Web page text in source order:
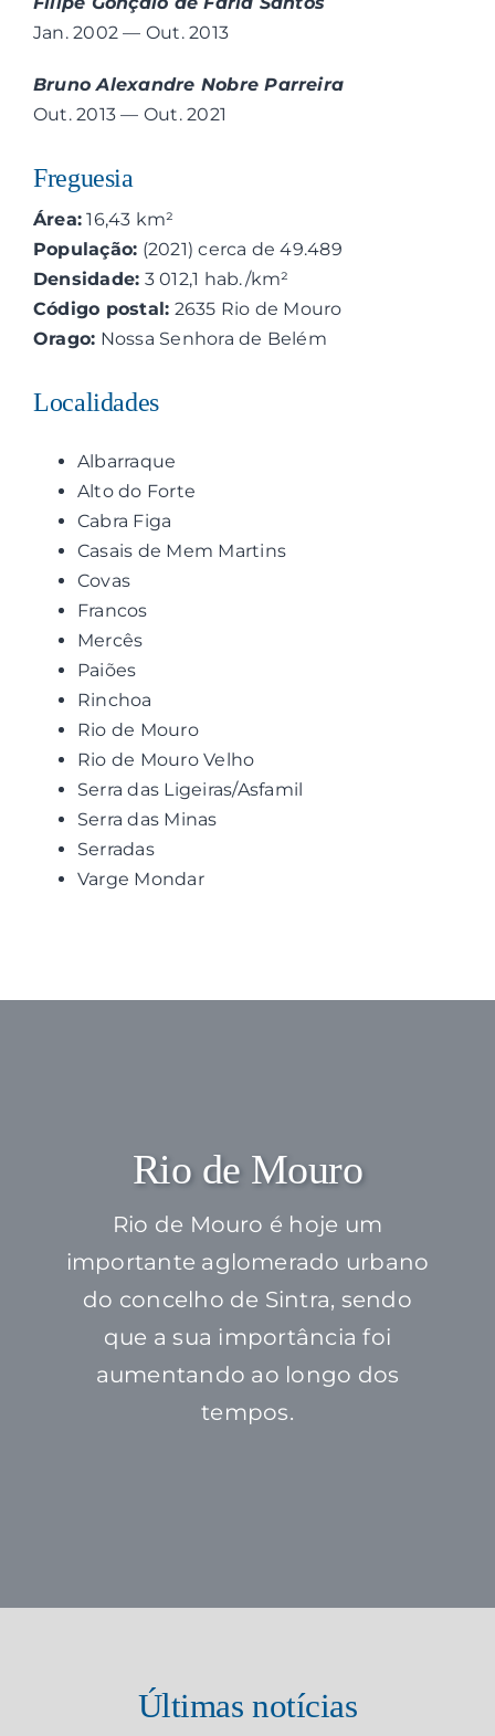
Jan. 2002 — Out. 2013
Bruno Alexandre Nobre Parreira
Out. 2013 — Out. 2021
Freguesia
Área: 16,43 km²
População: (2021) cerca de 49.489
Densidade: 3 012,1 hab./km²
Código postal: 2635 Rio de Mouro
Orago: Nossa Senhora de Belém
Localidades
Albarraque
Alto do Forte
Cabra Figa
Casais de Mem Martins
Covas
Francos
Mercês
Paiões
Rinchoa
Rio de Mouro
Rio de Mouro Velho
Serra das Ligeiras/Asfamil
Serra das Minas
Serradas
Varge Mondar
Rio de Mouro
Rio de Mouro é hoje um
importante aglomerado urbano
do concelho de Sintra, sendo
que a sua importância foi
aumentando ao longo dos
tempos.
Últimas notícias